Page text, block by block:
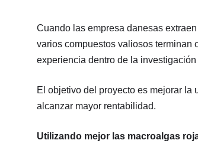
Cuando las empresa danesas
varios compuestos valiosos terminan
experiencia dentro de la
El objetivo del proyecto es mejorar
alcanzar mayor rentabilidad.
Utilizando mejor las macroalgas